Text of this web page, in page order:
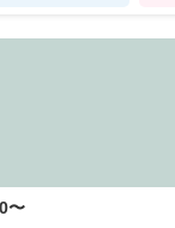
〜